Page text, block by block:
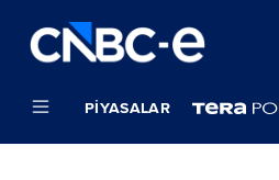
PIYASALAR